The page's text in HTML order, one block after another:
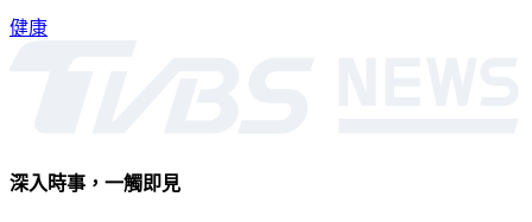
健康
深入時事，一觸即見